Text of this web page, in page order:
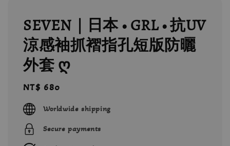
SEVEN｜日本 • GRL • 抗UV
涼感袖抓褶指孔短版防曬
外套 ღ
Regular
price
NT$ 680
Worldwide shipping
Secure payments